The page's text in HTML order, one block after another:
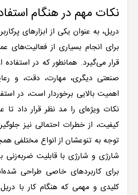
نکات مهم در هنگام
دریل، به عنوان یکی از ابزارهای
برای انجام بسیاری از فعالیت‌های
قرار می‌گیرد. همانطور که در استفاده
صنعتی دیگری، مهارت، دقت، و
اهمیت بالایی برخوردار است، در
نکات ویژه‌ای را مد نظر قرار داد تا
کیفیت، از خطرات احتمالی نیز
توجه به تنوعشان از انواع مختلفی
شارژی و شارژی با قابلیت ضربه‌زنی
برای کاربردهای خاصی طراحی
کلیدی و مهمی که هنگام کار با